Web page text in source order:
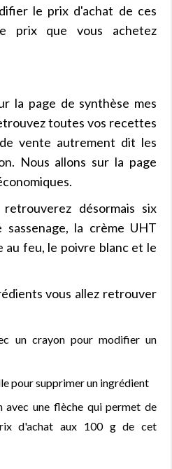
le prix d'achat de ces
prix que vous achetez
la page de synthèse mes
toutes vos recettes
vente autrement dit les
Nous allons sur la page
désormais six
la crème UHT
au feu, le poivre blanc et le
vous allez retrouver
un crayon pour modifier un
pour supprimer un ingrédient
une flèche qui permet de
d'achat aux 100 g de cet